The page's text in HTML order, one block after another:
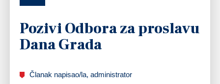
Pozivi Odbora za proslavu
Dana Grada
Članak napisao/la, administrator